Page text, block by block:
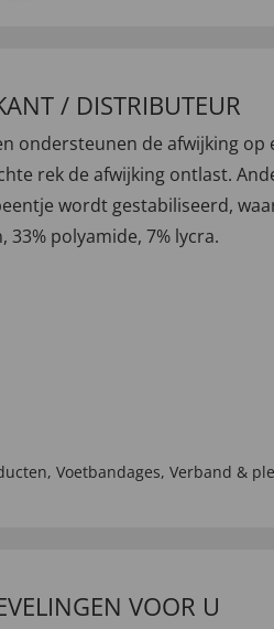
/ DISTRIBUTEUR
ondersteunen de afwijking
rek de afwijking ontlast.
wordt gestabiliseerd,
33% polyamide, 7% lycra.
, Voetbandages, Verband &
VOOR U